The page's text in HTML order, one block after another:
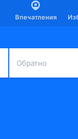
Впечатления
Обратно